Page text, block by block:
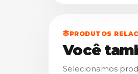
PRODUTOS
Você
Selecionamos